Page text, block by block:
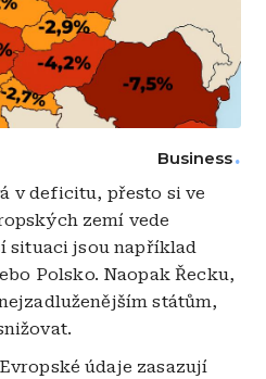
Business
v deficitu, přesto si ve
zemí vede
situaci jsou například
Polsko. Naopak Řecku,
státům,
Evropské údaje zasazují